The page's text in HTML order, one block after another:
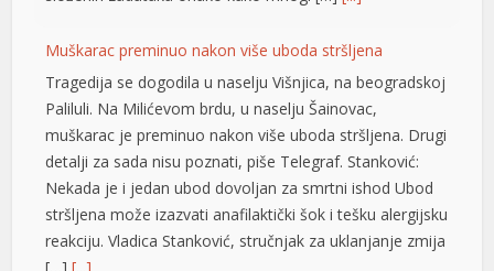
panel
panel
panel
panel
muškarac je preminuo nakon više uboda stršljena. Drugi
Nekada je i jedan ubod dovoljan za smrtni ishod Ubod
stršljena može izazvati anafilaktički šok i tešku alergijsku
reakciju. Vladica Stanković, stručnjak za uklanjanje zmija
[…][...]
Dramatično spasavanje na Hvaru: Žena se srušila i
poplavila, helikopter izveo herojski manevar VIDEO
Obično ljetno kupanje u mjestu Zavala na hrvatskom